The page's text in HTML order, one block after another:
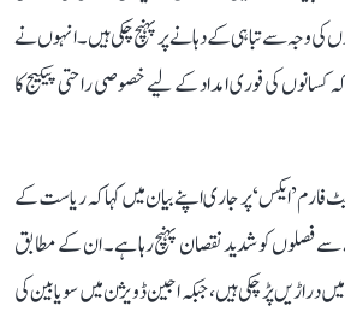
کی وجہ سے تباہی کے دہانے پر پہنچ چکی ہیں۔ انہوں نے
کسانوں کی فوری امداد کے لیے خصوصی راحتی پیکیج کا
فارم ’ایکس‘ پر جاری اپنے بیان میں کہا کہ ریاست کے
سے فصلوں کو شدید نقصان پہنچ رہا ہے۔ ان کے مطابق
دراڑیں پڑ چکی ہیں، جبکہ اجین ڈویژن میں سویابین کی